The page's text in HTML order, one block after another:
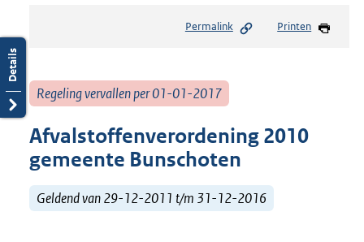
Permalink Printen
Regeling vervallen per 01-01-2017
Afvalstoffenverordening 2010
gemeente Bunschoten
Geldend van 29-12-2011 t/m 31-12-2016